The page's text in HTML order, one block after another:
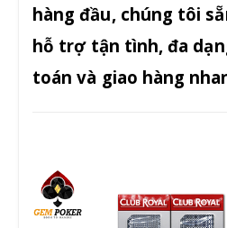
hàng đầu, chúng tôi
hỗ trợ tận tình, đa
toán và giao hàng